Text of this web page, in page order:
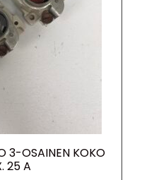
3-OSAINEN KOKO
25 A